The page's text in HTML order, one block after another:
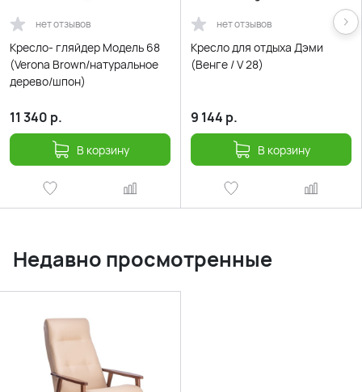
нет отзывов
Кресло- гляйдер Модель 68
(Verona Brown/натуральное
дерево/шпон)
11 340 р.
В корзину
нет отзывов
Кресло для отдыха Дэми
(Венге / V 28)
9 144 р.
В корзину
Недавно просмотренные